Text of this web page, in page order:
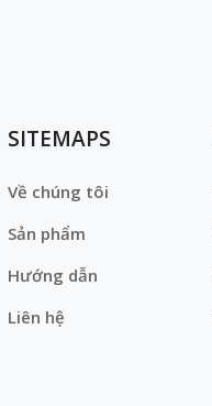
SITEMAPS
Về chúng tôi
Sản phẩm
Hướng dẫn
Liên hệ